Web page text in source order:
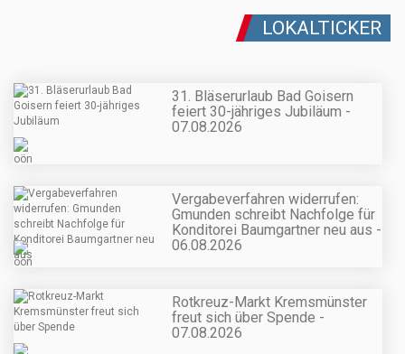
LOKALTICKER
31. Bläserurlaub Bad Goisern
feiert 30-jähriges Jubiläum -
07.08.2026
Vergabeverfahren widerrufen:
Gmunden schreibt Nachfolge für
Konditorei Baumgartner neu aus -
06.08.2026
Rotkreuz-Markt Kremsmünster
freut sich über Spende -
07.08.2026